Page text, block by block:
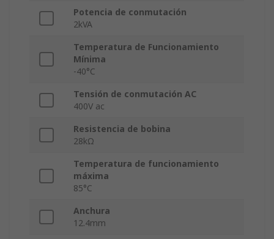
Potencia de conmutación
2kVA
Temperatura de Funcionamiento
Mínima
-40°C
Tensión de conmutación AC
400V ac
Resistencia de bobina
28kΩ
Temperatura de funcionamiento
máxima
85°C
Anchura
12.4mm